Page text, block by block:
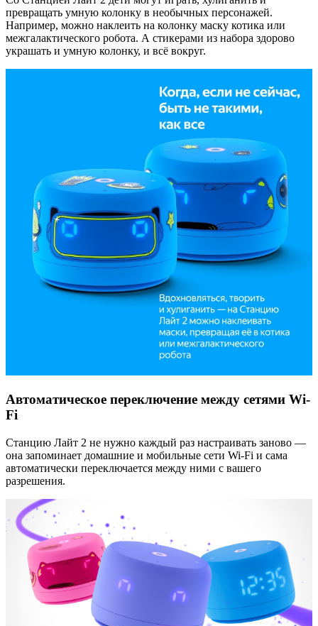
превращать умную колонку в необычных персонажей.
Например, можно наклеить на колонку маску котика или
межгалактического робота. А стикерами из набора здорово
украшать и умную колонку, и всё вокруг.
Автоматическое переключение между сетями Wi-
Fi
Станцию Лайт 2 не нужно каждый раз настраивать заново —
она запоминает домашние и мобильные сети Wi-Fi и сама
автоматически переключается между ними с вашего
разрешения.